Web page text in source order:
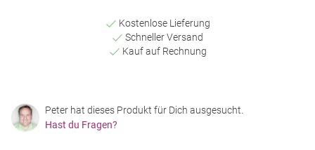
Kostenlose Lieferung
Schneller Versand
Kauf auf Rechnung
Peter hat dieses Produkt für Dich ausgesucht.
Hast du Fragen?